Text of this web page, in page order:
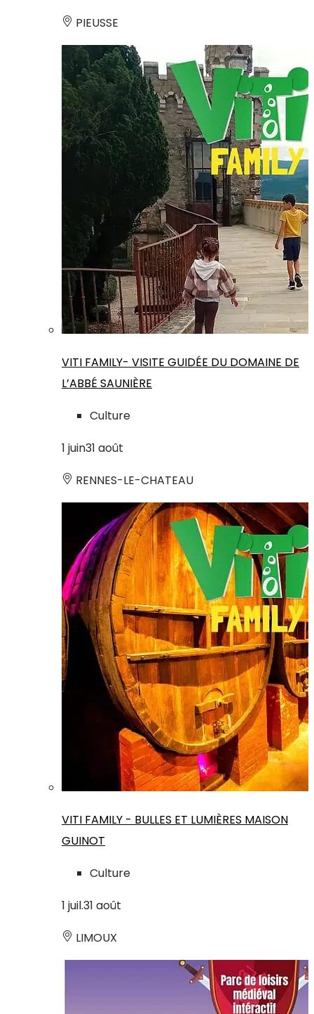
PIEUSSE
VITI FAMILY- VISITE GUIDÉE DU DOMAINE DE
L’ABBÉ SAUNIÈRE
Culture
1 juin31 août
RENNES-LE-CHATEAU
VITI FAMILY - BULLES ET LUMIÈRES MAISON
GUINOT
Culture
1 juil.31 août
LIMOUX